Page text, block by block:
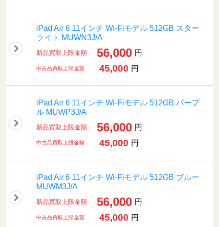
iPad Air 6 11インチ Wi-Fiモデル 512GB スター
ライト MUWN3J/A
新品買取上限金額 56,000 円
中古品買取上限金額 45,000 円
iPad Air 6 11インチ Wi-Fiモデル 512GB パープ
ル MUWP3J/A
新品買取上限金額 56,000 円
中古品買取上限金額 45,000 円
iPad Air 6 11インチ Wi-Fiモデル 512GB ブルー
MUWM3J/A
新品買取上限金額 56,000 円
中古品買取上限金額 45,000 円